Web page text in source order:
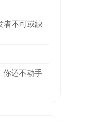
者不可或缺
你还不动手